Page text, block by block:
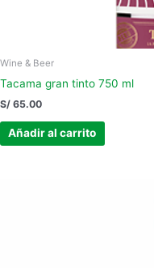
Wine & Beer
Tacama gran tinto 750 ml
S/ 65.00
Añadir al carrito